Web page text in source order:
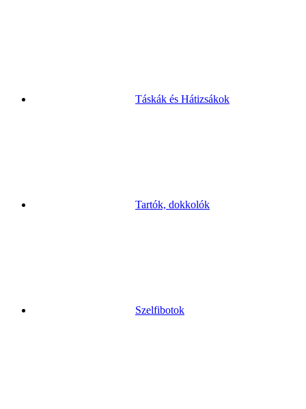
Táskák és Hátizsákok
Tartók, dokkolók
Szelfibotok